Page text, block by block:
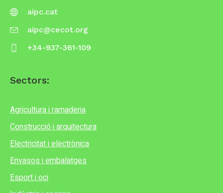
aipc.cat
aipc@cecot.org
+34-937-361-109
Sectors:
Agricultura i ramaderia
Construcció i arquitectura
Electricitat i electrònica
Envasos i embalatges
Esport i oci